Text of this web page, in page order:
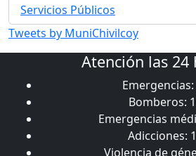
Servicios Públicos
Tweets by MuniChivilcoy
Atención las 24
Emergencias:
Bomberos:
Emergencias
Adicciones:
Violencia de